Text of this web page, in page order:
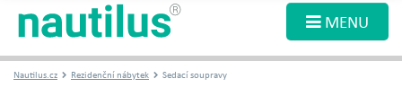
MENU
Nautilus.cz Rezidenční nábytek Sedací soupravy